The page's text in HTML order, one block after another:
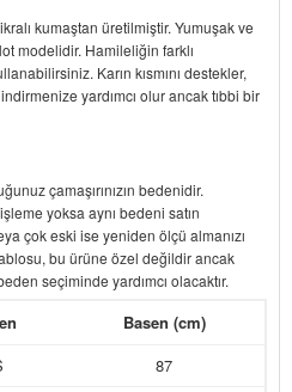
kumaştan üretilmiştir. Yumuşak ve
modelidir. Hamileliğin farklı
Karın kısmını destekler,
yardımcı olur ancak tıbbi bir
çamaşırınızın bedenidir.
yoksa aynı bedeni satın
çok eski ise yeniden ölçü almanızı
bu ürüne özel değildir ancak
seçiminde yardımcı olacaktır.
Basen (cm)
87